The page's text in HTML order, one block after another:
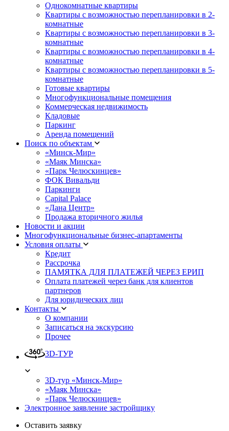
Однокомнатные квартиры
Квартиры с возможностью перепланировки в 2-
комнатные
Квартиры с возможностью перепланировки в 3-
комнатные
Квартиры с возможностью перепланировки в 4-
комнатные
Квартиры с возможностью перепланировки в 5-
комнатные
Готовые квартиры
Многофункциональные помещения
Коммерческая недвижимость
Кладовые
Паркинг
Аренда помещений
Поиск по объектам
«Минск-Мир»
«Маяк Минска»
«Парк Челюскинцев»
ФОК Вивальди
Паркинги
Capital Palace
«Дана Центр»
Продажа вторичного жилья
Новости и акции
Многофункциональные бизнес-апартаменты
Условия оплаты
Кредит
Рассрочка
ПАМЯТКА ДЛЯ ПЛАТЕЖЕЙ ЧЕРЕЗ ЕРИП
Оплата платежей через банк для клиентов
партнеров
Для юридических лиц
Контакты
О компании
Записаться на экскурсию
Прочее
3D-ТУР
3D-тур «Минск-Мир»
«Маяк Минска»
«Парк Челюскинцев»
Электронное заявление застройщику
Оставить заявку